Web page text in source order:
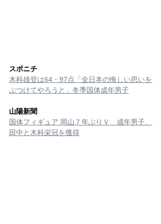
スポニチ
木科雄登は64・97点「全日本の悔しい思いを
ぶつけてやろうと」冬季国体成年男子
山陽新聞
国体フィギュア 岡山７年ぶりＶ　成年男子、
田中と木科栄冠を獲得